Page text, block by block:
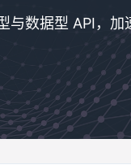
与数据型 API，加